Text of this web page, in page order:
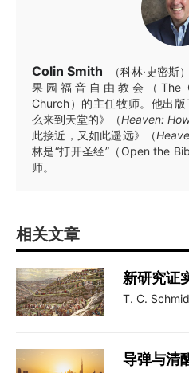
Colin Smith
（科林·史密
果园福音自由教会（The
Church）的主任牧师。他出
么来到天堂的》（Heaven:
此接近，又如此遥远》（
林是“打开圣经”（Open the
师。
相关文章
新研究证
T. C.
导弹与清